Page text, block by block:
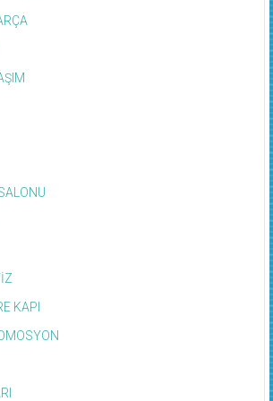
KAPI